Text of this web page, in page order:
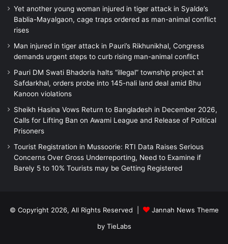
Yet another young woman injured in tiger attack in Syalde’s
Bablia-Mayalgaon, cage traps ordered as man-animal conflict
rises
Man injured in tiger attack in Pauri’s Rikhunikhal, Congress
demands urgent steps to curb rising man-animal conflict
Pauri DM Swati Bhadoria halts “illegal” township project at
Safdarkhal, orders probe into 145-nali land deal amid Bhu
Kanoon violations
Sheikh Hasina Vows Return to Bangladesh in December 2026,
Calls for Lifting Ban on Awami League and Release of Political
Prisoners
Tourist Registration in Mussoorie: RTI Data Raises Serious
Concerns Over Gross Underreporting, Need to Examine if
Barely 5 to 10% Tourists may be Getting Registered
© Copyright 2026, All Rights Reserved |
Jannah News Theme
by TieLabs